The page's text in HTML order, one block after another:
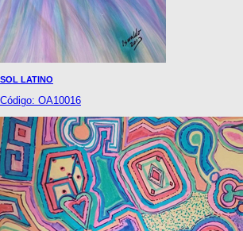
SOL LATINO
Código: OA10016